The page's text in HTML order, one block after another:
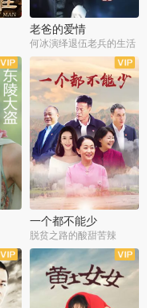
老爸的爱情
何冰演绎退伍老兵的生活
全36集
一个都不能少
脱贫之路的酸甜苦辣
全23集